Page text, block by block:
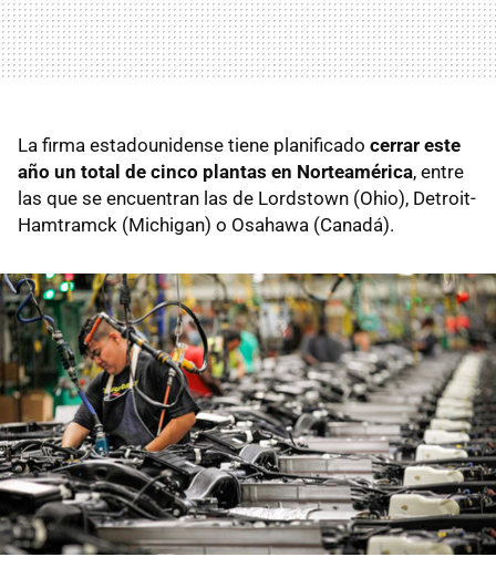
La firma estadounidense tiene planificado cerrar este
año un total de cinco plantas en Norteamérica, entre
las que se encuentran las de Lordstown (Ohio), Detroit-
Hamtramck (Michigan) o Osahawa (Canadá).